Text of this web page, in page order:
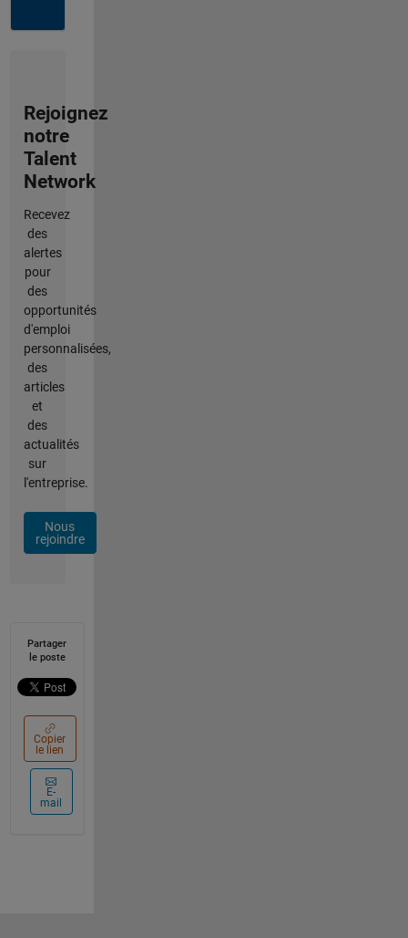
Rejoignez
notre
Talent
Network
Recevez
des
alertes
pour
des
opportunités
d'emploi
personnalisées,
des
articles
et
des
actualités
sur
l'entreprise.
Nous
rejoindre
Partager
le poste
Copier
le lien
E-
mail